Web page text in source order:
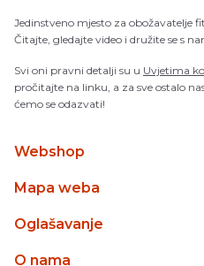
Jedinstveno mjesto za obožavatelje
Čitajte, gledajte video i družite se s
Svi oni pravni detalji su u Uvjetima
pročitajte na linku, a za sve ostalo
ćemo se odazvati!
Webshop
Mapa weba
Oglašavanje
O nama